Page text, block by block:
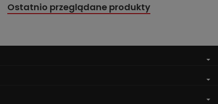
Ostatnio przeglądane produkty